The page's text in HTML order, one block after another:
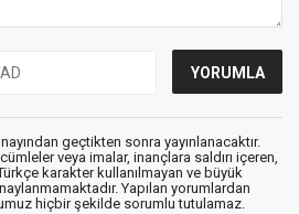
geçtikten sonra yayınlanacaktır.
veya imalar, inançlara saldırı içeren,
karakter kullanılmayan ve büyük
Yapılan yorumlardan
hiçbir şekilde sorumlu tutulamaz.